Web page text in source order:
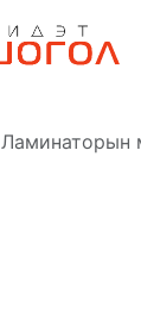
Ламинаторын